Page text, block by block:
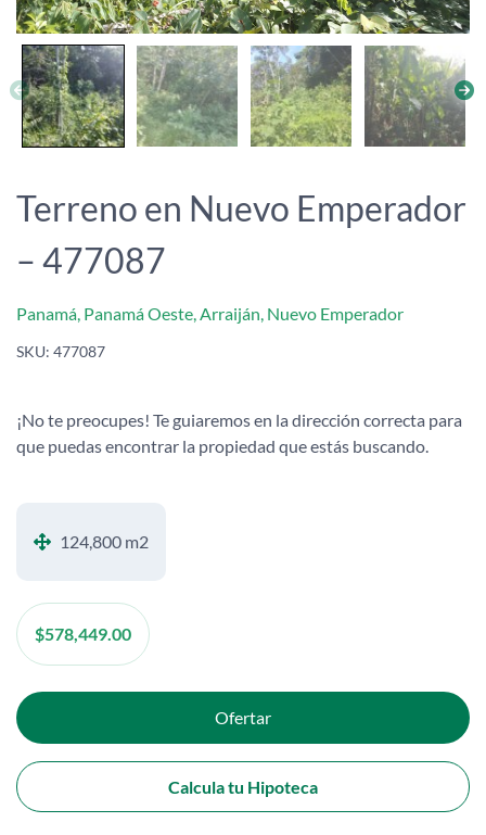
Terreno en Nuevo Emperador
– 477087
Panamá, Panamá Oeste, Arraiján, Nuevo Emperador
SKU: 477087
¡No te preocupes! Te guiaremos en la dirección correcta para
que puedas encontrar la propiedad que estás buscando.
124,800 m2
$578,449.00
Ofertar
Calcula tu Hipoteca